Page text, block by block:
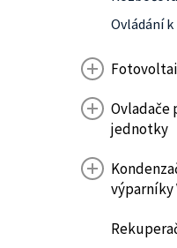
Ovládání
Ovladače
jednotky
výparníky